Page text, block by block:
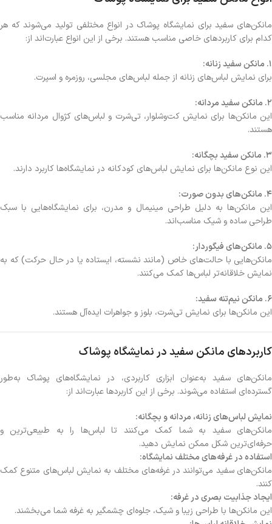
مانکن‌های سفید برای نمایشگاه پوشاک در انواع مختلفی تولید می‌شوند که هر
کدام برای کاربردهای خاصی مناسب هستند. برخی از این انواع عبارت‌اند از:
1. مانکن سفید زنانه:
برای نمایش لباس‌های زنانه از جمله لباس‌های مجلسی، روزمره و اسپرت.
2. مانکن سفید مردانه:
این مانکن‌ها برای نمایش کت‌وشلوار، تی‌شرت و لباس‌های کژوال مردانه مناسب
هستند.
3. مانکن سفید بچگانه:
این نوع مانکن‌ها برای نمایش لباس‌های کودکانه در نمایشگاه‌ها کاربرد دارند.
4. مانکن‌های بدون صورت:
این مانکن‌ها به دلیل طراحی مینیمال و مدرن، برای نمایشگاه‌هایی با سبک
طراحی ساده و شیک مناسب‌اند.
5. مانکن‌های فیگوردار:
مانکن‌هایی با حالت‌های خاص (مانند نشسته، ایستاده یا در حال حرکت) که به
نمایش خلاقانه‌تر لباس‌ها کمک می‌کنند.
6. مانکن نیم‌تنه سفید:
این مانکن‌ها برای نمایش تی‌شرت، بلوز و جواهرات ایده‌آل هستند.
کاربردهای مانکن سفید در نمایشگاه پوشاک
مانکن‌های سفید به‌عنوان ابزاری کاربردی، در نمایشگاه‌های پوشاک به‌طور
گسترده‌ای استفاده می‌شوند. برخی از این کاربردها عبارت‌اند از:
نمایش لباس‌های زنانه، مردانه و بچگانه:
مانکن‌های سفید به شما کمک می‌کنند تا لباس‌ها را به طبیعی‌ترین و
حرفه‌ای‌ترین شکل ممکن نمایش دهید.
استفاده در غرفه‌های مختلف نمایشگاه:
مانکن‌های سفید می‌توانند در غرفه‌های مختلف به نمایش لباس‌های متنوع کمک
کنند.
ایجاد جذابیت بصری در غرفه:
این مانکن‌ها با طراحی زیبا و شیک، جلوه‌ای چشمگیر به غرفه شما می‌بخشند.